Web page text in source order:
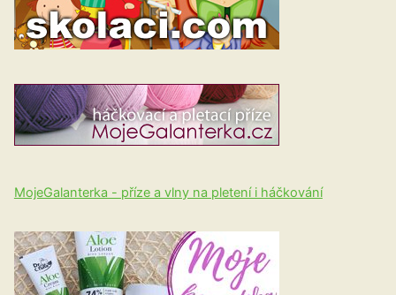
MojeGalanterka - příze a vlny na pletení i háčkování